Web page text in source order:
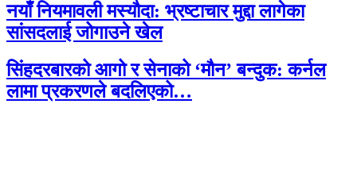
नयाँ नियमावली मस्यौदा: भ्रष्टाचार मुद्दा लागेका
सांसदलाई जोगाउने खेल
सिंहदरबारको आगो र सेनाको ‘मौन’ बन्दुक: कर्नल
लामा प्रकरणले बदलिएको…